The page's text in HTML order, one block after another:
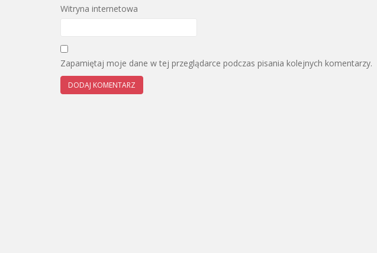
Witryna internetowa
Zapamiętaj moje dane w tej przeglądarce podczas pisania kolejnych komentarzy.